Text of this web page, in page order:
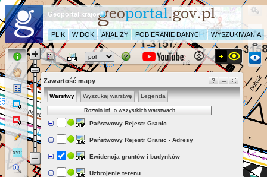
Geoportal krajowy
PLIK WIDOK ANALIZY POBIERANIE DANYCH WYSZUKIWANIA
Zawartość mapy
Warstwy Wyszukaj warstwę Legenda
Rozwiń inf. o wszystkich warstwach
Państwowy Rejestr Granic
Państwowy Rejestr Granic - Adresy
Ewidencja gruntów i budynków
Uzbrojenie terenu